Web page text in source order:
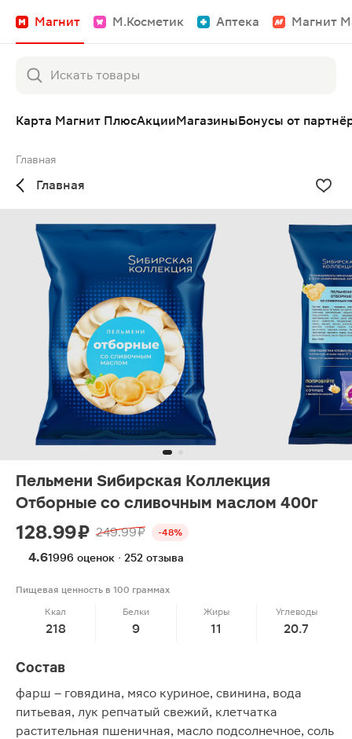
Магнит М.Косметик Аптека Магнит
Карта Магнит ПлюсАкцииМагазиныБонусы от
Главная
Главная
Пельмени Sибирская Коллекция
Отборные со сливочным маслом 400г
128.99 ₽ 249.99 ₽ -48%
4.61996 оценок · 252 отзыва
Пищевая ценность в 100 граммах
Ккал
218
Белки
9
Жиры
11
Углеводы
20.7
Состав
фарш – говядина, мясо куриное, свинина, вода
питьевая, лук репчатый свежий, клетчатка
растительная пшеничная, масло подсолнечное, соль